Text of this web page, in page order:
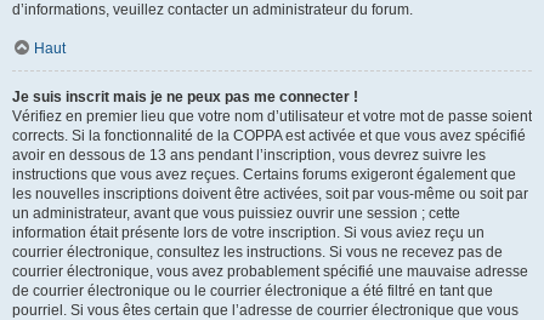
d’informations, veuillez contacter un administrateur du forum.
Haut
Je suis inscrit mais je ne peux pas me connecter !
Vérifiez en premier lieu que votre nom d’utilisateur et votre mot de passe soient
corrects. Si la fonctionnalité de la COPPA est activée et que vous avez spécifié
avoir en dessous de 13 ans pendant l’inscription, vous devrez suivre les
instructions que vous avez reçues. Certains forums exigeront également que
les nouvelles inscriptions doivent être activées, soit par vous-même ou soit par
un administrateur, avant que vous puissiez ouvrir une session ; cette
information était présente lors de votre inscription. Si vous aviez reçu un
courrier électronique, consultez les instructions. Si vous ne recevez pas de
courrier électronique, vous avez probablement spécifié une mauvaise adresse
de courrier électronique ou le courrier électronique a été filtré en tant que
pourriel. Si vous êtes certain que l’adresse de courrier électronique que vous